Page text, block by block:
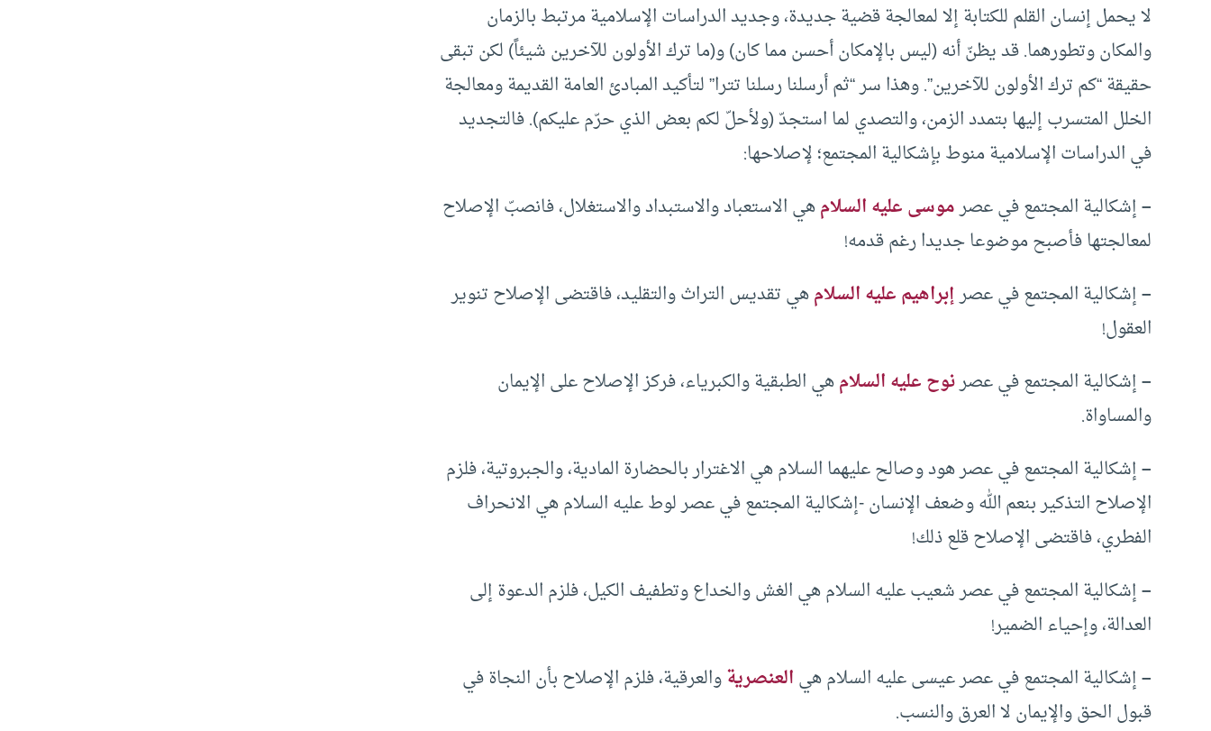
لا يحمل إنسان القلم للكتابة إلا لمعالجة قضية جديدة، وجديد الدراسات الإسلامية مرتبط بالزمان
والمكان وتطورهما. قد يظنّ أنه (ليس بالإمكان أحسن مما كان) و(ما ترك الأولون للآخرين شيئاً) لكن تبقى
حقيقة “كم ترك الأولون للآخرين”. وهذا سر “ثم أرسلنا رسلنا تترا” لتأكيد المبادئ العامة القديمة ومعالجة
الخلل المتسرب إليها بتمدد الزمن، والتصدي لما استجدّ (ولأحلّ لكم بعض الذي حرّم عليكم). فالتجديد
في الدراسات الإسلامية منوط بإشكالية المجتمع؛ لإصلاحها:
–إشكالية المجتمع في عصرموسى عليه السلامهي الاستعباد والاستبداد والاستغلال، فانصبّ الإصلاح
لمعالجتها فأصبح موضوعا جديدا رغم قدمه!
–إشكالية المجتمع في عصرإبراهيم عليه السلامهي تقديس التراث والتقليد، فاقتضى الإصلاح تنوير
العقول!
–إشكالية المجتمع في عصرنوح عليه السلامهي الطبقية والكبرياء، فركز الإصلاح على الإيمان
والمساواة.
–إشكالية المجتمع في عصر هود وصالح عليهما السلام هي الاغترار بالحضارة المادية، والجبروتية، فلزم
الإصلاح التذكير بنعم الله وضعف الإنسان -إشكالية المجتمع في عصر لوط عليه السلام هي الانحراف
الفطري، فاقتضى الإصلاح قلع ذلك!
–إشكالية المجتمع في عصر شعيب عليه السلام هي الغش والخداع وتطفيف الكيل، فلزم الدعوة إلى
العدالة، وإحياء الضمير!
–إشكالية المجتمع في عصر عيسى عليه السلام هيالعنصريةوالعرقية، فلزم الإصلاح بأن النجاة في
قبول الحق والإيمان لا العرق والنسب.